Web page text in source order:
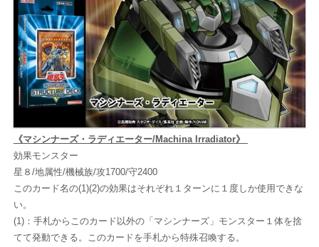
《マシンナーズ・ラディエーター/Machina Irradiator》
効果モンスター
星８/地属性/機械族/攻1700/守2400
このカード名の(1)(2)の効果はそれぞれ１ターンに１度しか使用できな
い。
(1)：手札からこのカード以外の「マシンナーズ」モンスター１体を捨
てて発動できる。このカードを手札から特殊召喚する。